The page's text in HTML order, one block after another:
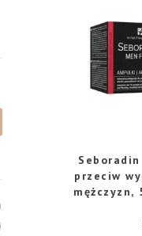
przeciw
mężczyzn,